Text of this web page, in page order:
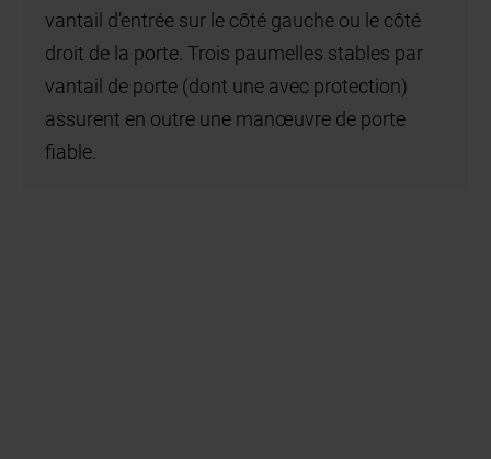
vantail d’entrée sur le côté gauche ou le côté
droit de la porte. Trois paumelles stables par
vantail de porte (dont une avec protection)
assurent en outre une manœuvre de porte
fiable.